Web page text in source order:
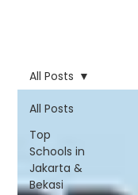
All Posts
Top
Schools in
Jakarta &
Bekasi
All Posts